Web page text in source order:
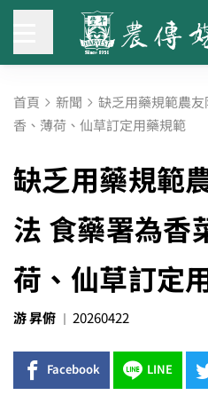
首頁 新聞 缺乏用藥規範農
香、薄荷、仙草訂定用藥規範
缺乏用藥規範
法 食藥署為
荷、仙草訂定
游 昇俯 20260422
Facebook LINE